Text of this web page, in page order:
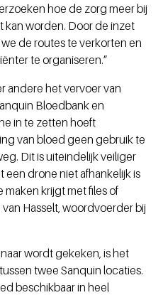
hoe de zorg meer bij
kan worden. Door de inzet
de routes te verkorten en
te organiseren.”
andere het vervoer van
Bloedbank en
in te zetten hoeft
van bloed geen gebruik te
Dit is uiteindelijk veiliger
een drone niet afhankelijk is
krijgt met files of
Hasselt, woordvoerder bij
wordt gekeken, is het
twee Sanquin locaties.
beschikbaar in heel